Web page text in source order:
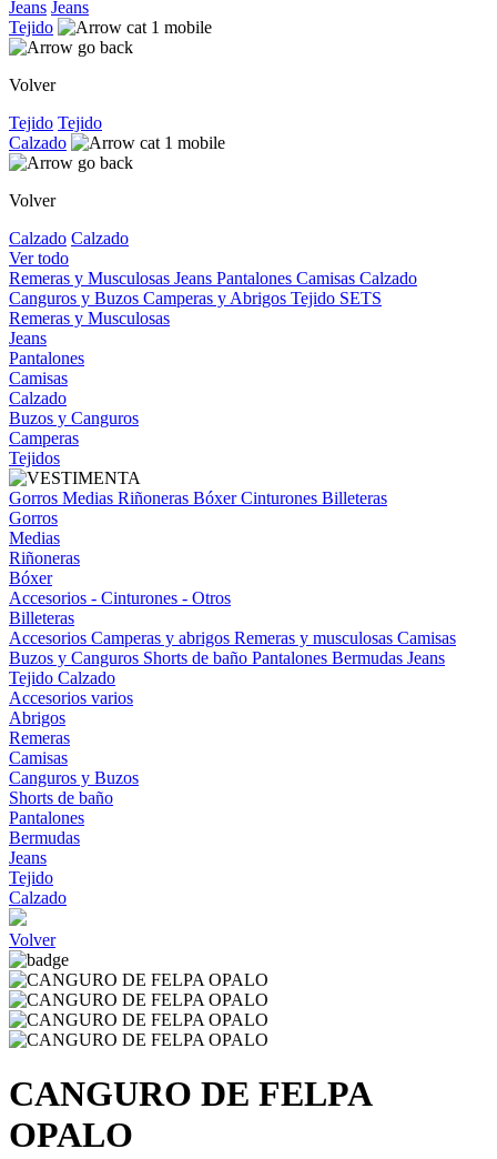
Jeans Jeans
Tejido
Volver
Tejido Tejido
Calzado
Volver
Calzado Calzado
Ver todo
Remeras y Musculosas Jeans Pantalones Camisas Calzado
Canguros y Buzos Camperas y Abrigos Tejido SETS
Remeras y Musculosas
Jeans
Pantalones
Camisas
Calzado
Buzos y Canguros
Camperas
Tejidos
Gorros Medias Riñoneras BóxerCinturones Billeteras
Gorros
Medias
Riñoneras
Bóxer
Accesorios - Cinturones - Otros
Billeteras
Accesorios Camperas y abrigos Remeras y musculosas Camisas
Buzos y Canguros Shorts de baño Pantalones Bermudas Jeans
Tejido Calzado
Accesorios varios
Abrigos
Remeras
Camisas
Canguros y Buzos
Shorts de baño
Pantalones
Bermudas
Jeans
Tejido
Calzado
Volver
CANGURO DE FELPA
OPALO